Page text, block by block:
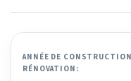
ANNÉE DE
RÉNOVATION: